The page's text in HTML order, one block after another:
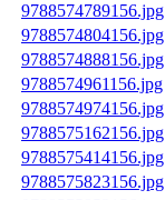
9788574789156.jpg
9788574804156.jpg
9788574888156.jpg
9788574961156.jpg
9788574974156.jpg
9788575162156.jpg
9788575414156.jpg
9788575823156.jpg